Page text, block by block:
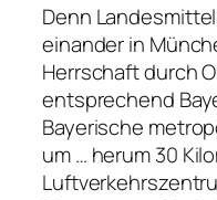
Denn
einander in
Herrschaft durch
entsprechend
Bayerische
um … herum 30